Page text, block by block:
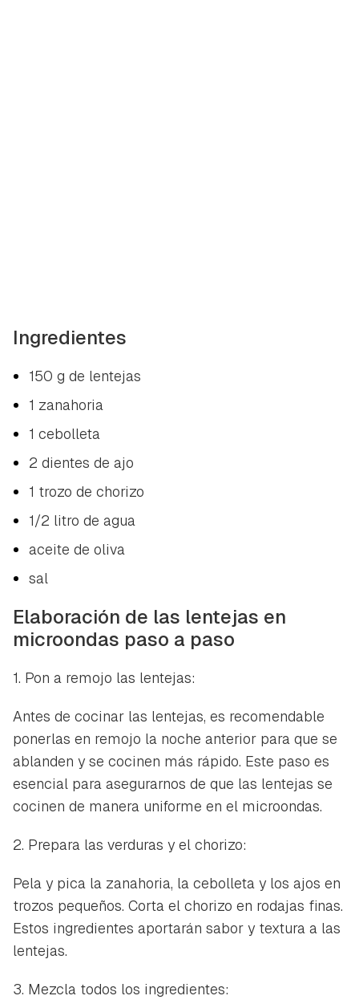
Ingredientes
150 g de lentejas
1 zanahoria
1 cebolleta
2 dientes de ajo
1 trozo de chorizo
1/2 litro de agua
aceite de oliva
sal
Elaboración de las lentejas en
microondas paso a paso
1. Pon a remojo las lentejas:
Antes de cocinar las lentejas, es recomendable
ponerlas en remojo la noche anterior para que se
ablanden y se cocinen más rápido. Este paso es
esencial para asegurarnos de que las lentejas se
cocinen de manera uniforme en el microondas.
2. Prepara las verduras y el chorizo:
Pela y pica la zanahoria, la cebolleta y los ajos en
trozos pequeños. Corta el chorizo en rodajas finas.
Estos ingredientes aportarán sabor y textura a las
lentejas.
3. Mezcla todos los ingredientes: